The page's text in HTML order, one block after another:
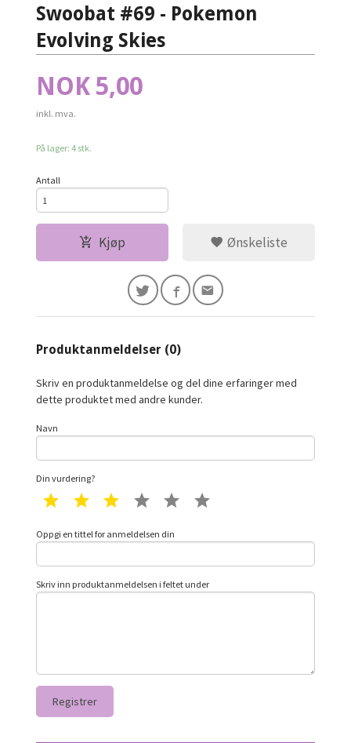
Swoobat #69 - Pokemon
Evolving Skies
Pris
NOK 5,00
inkl. mva.
På lager: 4 stk.
Antall
Kjøp Ønskeliste
Produktanmeldelser (0)
Skriv en produktanmeldelse og del dine erfaringer med
dette produktet med andre kunder.
Navn
Din vurdering?
1 star 2 star 3 star 4 star 5 star
Oppgi en tittel for anmeldelsen din
Skriv inn produktanmeldelsen i feltet under